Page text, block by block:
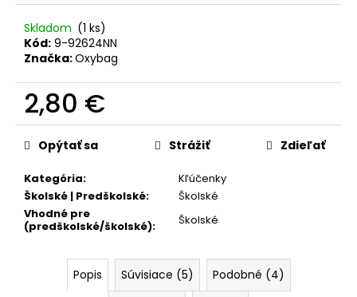
Skladom (1 ks)
Kód: 9-92624NN
Značka:Oxybag
2,80 €
Jednotková
cena:
Kategória:
Kľúčenky
Školské | Predškolské:
Školské
Vhodné pre
(predškolské/školské): Školské
Opýtať sa Strážiť Zdieľať
Popis Súvisiace (5)
Podobné (4)
O
d
p
o
r
ú
m
e
BOX
NA
PLAYWORLD